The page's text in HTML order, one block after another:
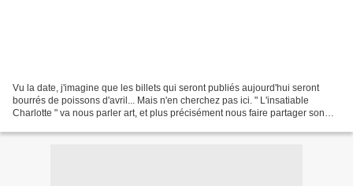
Vu la date, j'imagine que les billets qui seront publiés aujourd'hui seront
bourrés de poissons d'avril... Mais n'en cherchez pas ici. " L'insatiable
Charlotte " va nous parler art, et plus précisément nous faire partager son